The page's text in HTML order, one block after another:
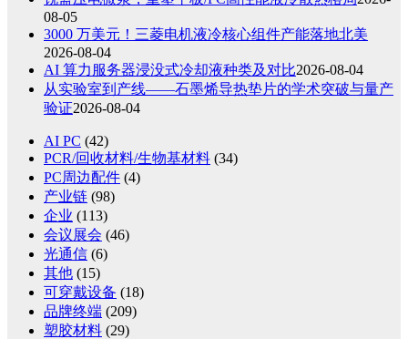
08-05
3000 万美元！三菱电机液冷核心组件产能落地北美
2026-08-04
AI 算力服务器浸没式冷却液种类及对比2026-08-04
从实验室到产线——石墨烯导热垫片的学术突破与量产
验证2026-08-04
AI PC (42)
PCR/回收材料/生物基材料 (34)
PC周边配件 (4)
产业链 (98)
企业 (113)
会议展会 (46)
光通信 (6)
其他 (15)
可穿戴设备 (18)
品牌终端 (209)
塑胶材料 (29)